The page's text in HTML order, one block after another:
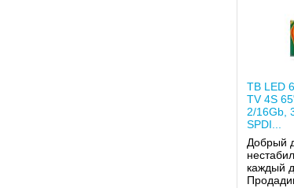
ТВ LED
TV 4S
2/16Gb,
SPDI...
Добрый
каждый